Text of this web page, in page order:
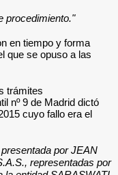
procedimiento."
en tiempo y forma
que se opuso a las
trámites
nº 9 de Madrid dictó
cuyo fallo era el
por JEAN
representadas por